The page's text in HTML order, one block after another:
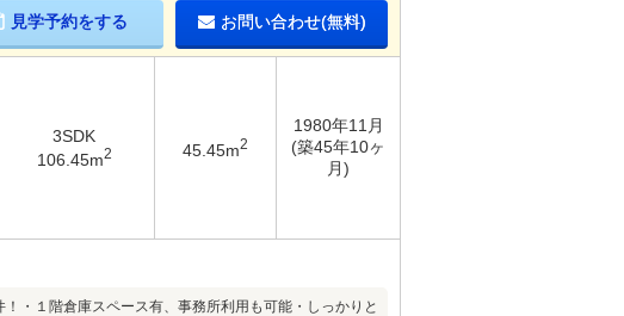
見学予約をする お問い合わせ(無料)
3SDK
106.45m2 45.45m2
1980年11月
(築45年10ヶ
月)
・１階倉庫スペース有、事務所利用も可能・しっかりと